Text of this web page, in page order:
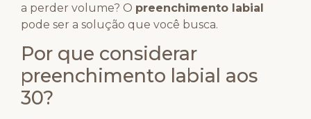
a perder volume? O preenchimento labial
pode ser a solução que você busca.
Por que considerar
preenchimento labial aos
30?